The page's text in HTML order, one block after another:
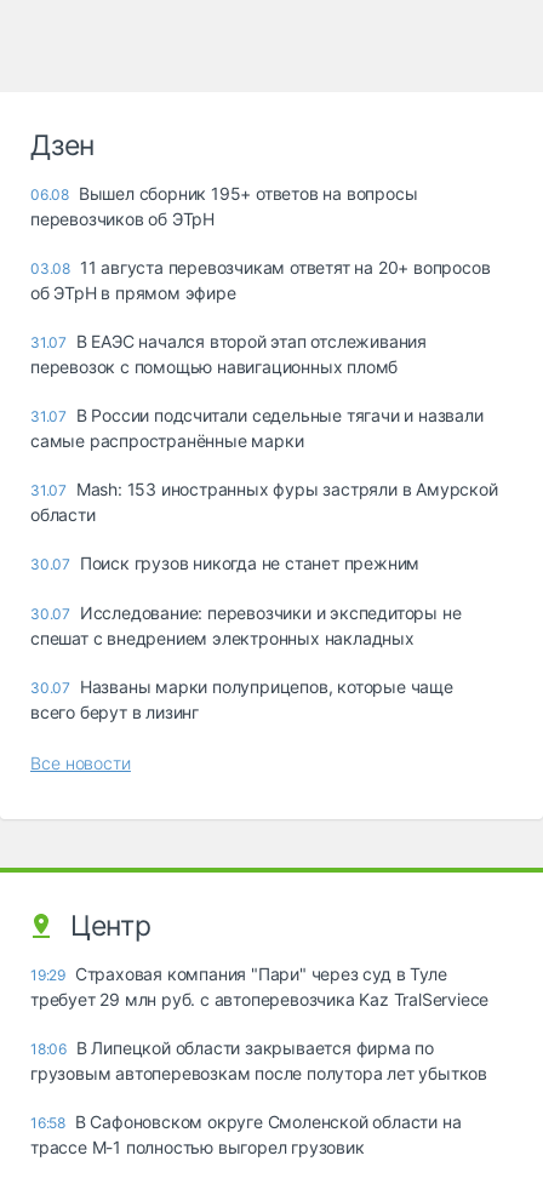
Дзен
06.08 Вышел сборник 195+ ответов на вопросы
перевозчиков об ЭТрН
03.08 11 августа перевозчикам ответят на 20+ вопросов
об ЭТрН в прямом эфире
31.07
В ЕАЭС начался второй этап отслеживания
перевозок с помощью навигационных пломб
31.07
В России подсчитали седельные тягачи и назвали
самые распространённые марки
31.07
Mash: 153 иностранных фуры застряли в Амурской
области
30.07 Поиск грузов никогда не станет прежним
30.07
Исследование: перевозчики и экспедиторы не
спешат с внедрением электронных накладных
30.07
Названы марки полуприцепов, которые чаще
всего берут в лизинг
Все новости
Центр
19:29 Страховая компания "Пари" через суд в Туле
требует 29 млн руб. с автоперевозчика Kaz TralServiece
18:06 В Липецкой области закрывается фирма по
грузовым автоперевозкам после полутора лет убытков
16:58 В Сафоновском округе Смоленской области на
трассе М-1 полностью выгорел грузовик